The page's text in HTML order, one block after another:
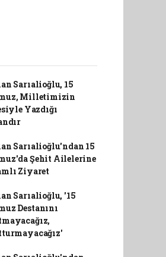
Sarıalioğlu, 15
Milletimizin
Yazdığı
Sarıalioğlu'ndan 15
Şehit Ailelerine
Ziyaret
Sarıalioğlu, '15
Destanını